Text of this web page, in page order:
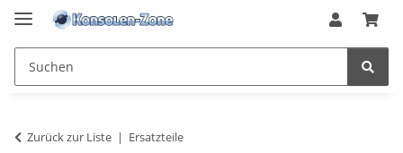
Zurück zur Liste Ersatzteile